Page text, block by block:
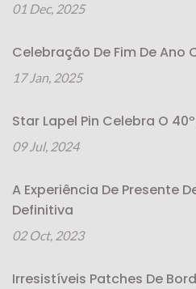
01 Dec, 2025
Celebração De Fim De Ano
17 Jan, 2025
Star Lapel Pin Celebra O
09 Jul, 2024
A Experiência De Presente
Definitiva
02 Oct, 2023
Irresistíveis Patches De